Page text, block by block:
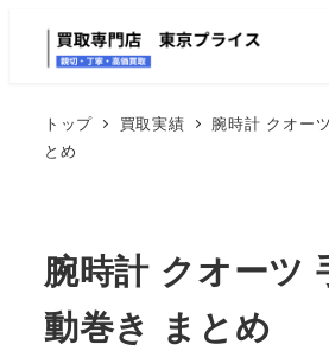
トップ 買取実績
腕時計 クオー
とめ
腕時計 クオーツ
動巻き まとめ